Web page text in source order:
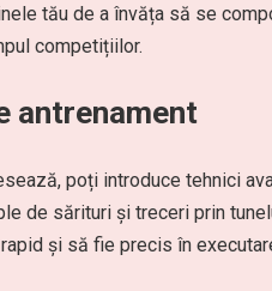
tău de a învăța să se
competițiilor.
antrenament
poți introduce tehnici
de sărituri și treceri prin
și să fie precis în